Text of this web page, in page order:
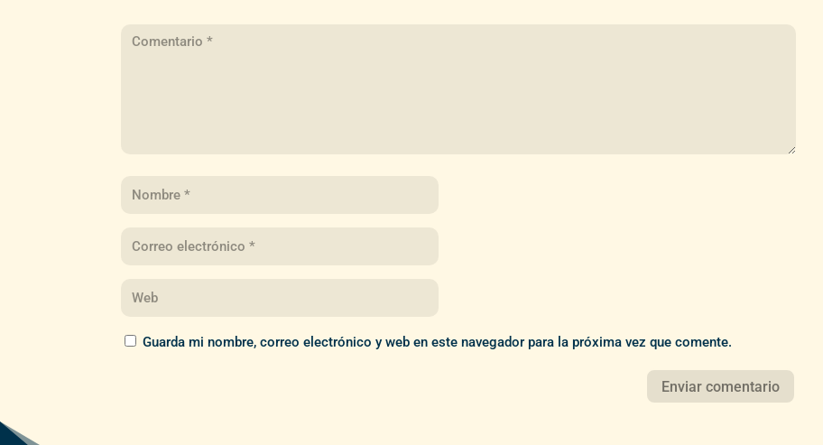
Guarda mi nombre, correo electrónico y web en este navegador para la próxima vez que comente.